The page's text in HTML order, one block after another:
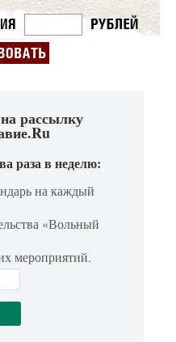
рассылку
раза в неделю:
на каждый
«Вольный
мероприятий.